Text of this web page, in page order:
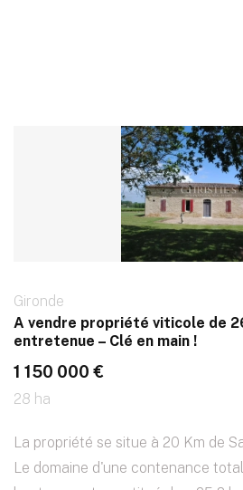
Gironde
A vendre propriété viticole de
entretenue – Clé en main !
1 150 000 €
28 ha
La propriété se situe à 20 Km de
Le domaine d'une contenance